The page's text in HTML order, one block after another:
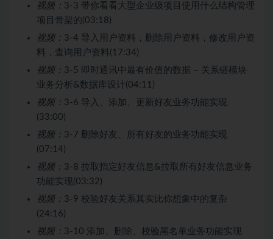
视频： 3-3 带你看看大型企业级项目使用什么结构管理
项目骨架的(03:18)
视频： 3-4 导入用户资料，删除用户资料，修改用户资
料，查询用户资料(17:34)
视频： 3-5 即时通讯中最有价值的数据 – 关系链模块
业务分析&数据库设计(04:11)
视频： 3-6 导入、添加、更新好友业务功能实现
(33:00)
视频： 3-7 删除好友、所有好友的业务功能实现
(07:14)
视频： 3-8 拉取指定好友信息&拉取所有好友信息业务
功能实现(03:32)
视频： 3-9 校验好友关系其实比你想象中的复杂
(24:16)
视频： 3-10 添加、删除、校验黑名单业务功能实现